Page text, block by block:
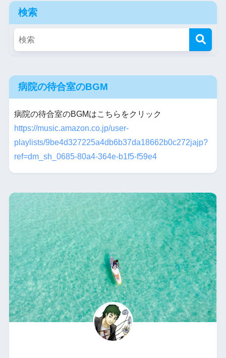
検索
病院の待合室のBGM
病院の待合室のBGMはこちらをクリック
https://music.amazon.co.jp/user-
playlists/9be4d327225a4db6b37da18662b0c272jajp?
ref=dm_sh_0685-80a4-364e-b1f5-f59e4